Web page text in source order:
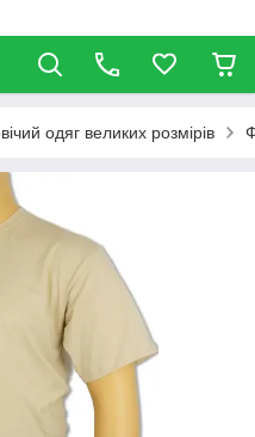
одяг великих розмірів